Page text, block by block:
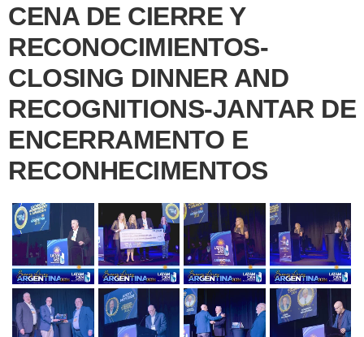
CENA DE CIERRE Y
RECONOCIMIENTOS-
CLOSING DINNER AND
RECOGNITIONS-JANTAR DE
ENCERRAMENTO E
RECONHECIMENTOS